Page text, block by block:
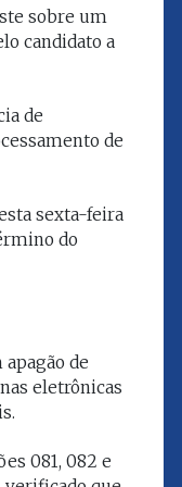
sobre um
candidato a
de
de
sexta-feira
do
de
eletrônicas
081, 082 e
no Ministério
em 1992,
Promotor de
corregedor geral
do Maranhão no